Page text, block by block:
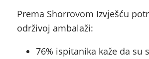
Prema Shorrovom Izvješću
održivoj ambalaži:
76% ispitanika kaže da su